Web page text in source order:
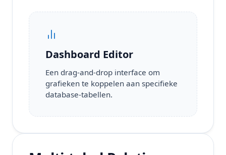
Dashboard Editor
Een drag-and-drop interface om
grafieken te koppelen aan specifieke
database-tabellen.